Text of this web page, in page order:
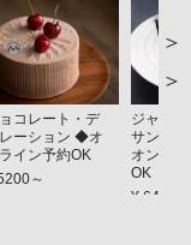
コレート・デ
ーション ◆オ
イン予約OK
～
ジャー
サンス
オンラ
OK
¥ 6400
＞